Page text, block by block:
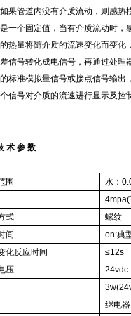
果管道内没有介质流动，则感热
一个固定值，当有介质流动时，
热量将随介质的流速变化而变化
信号转化成电信号，再通过处理
标准模拟量信号或接点信号输出
信号对介质的流速进行显示及控
术 参 数
围
水：
式
螺纹
间
on:典
化反应时间
≤12s
压
24vdc
继电